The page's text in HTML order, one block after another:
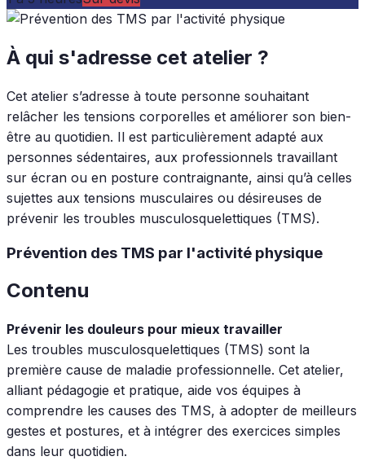
À qui s'adresse cet atelier ?
Cet atelier s’adresse à toute personne souhaitant
relâcher les tensions corporelles et améliorer son bien-
être au quotidien. Il est particulièrement adapté aux
personnes sédentaires, aux professionnels travaillant
sur écran ou en posture contraignante, ainsi qu’à celles
sujettes aux tensions musculaires ou désireuses de
prévenir les troubles musculosquelettiques (TMS).
Prévention des TMS par l'activité physique
Contenu
Prévenir les douleurs pour mieux travailler
Les troubles musculosquelettiques (TMS) sont la
première cause de maladie professionnelle. Cet atelier,
alliant pédagogie et pratique, aide vos équipes à
comprendre les causes des TMS, à adopter de meilleurs
gestes et postures, et à intégrer des exercices simples
dans leur quotidien.